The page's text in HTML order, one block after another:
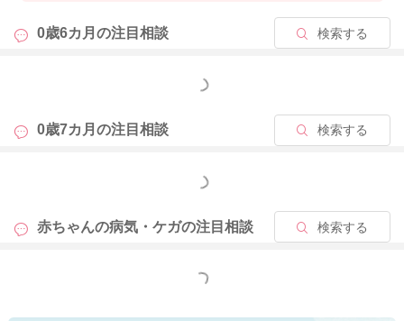
0歳6カ月の注目相談 検索する
もっと見る
0歳7カ月の注目相談 検索する
もっと見る
赤ちゃんの病気・ケガの注目相談 検索する
もっと見る